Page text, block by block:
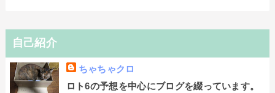
自己紹介
ちゃちゃクロ
ロト6の予想を中心にブログを綴っています。